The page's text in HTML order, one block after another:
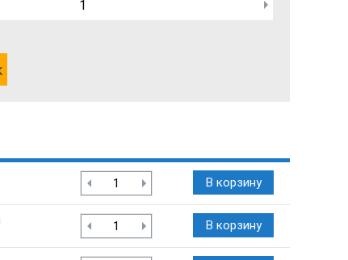
В корзину
В корзину